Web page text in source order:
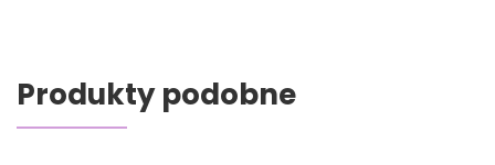
Produkty podobne